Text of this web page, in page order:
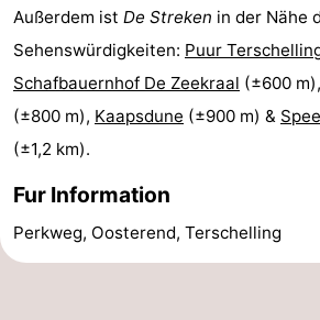
Minigolfplätze
Wellness-
Zentren
Natur
Führungen
Sport
-
Schwimmbader
-
Außerdem ist De Streken in der Nähe
Sehenswürdigkeiten: Puur
Schafbauernhof De Zeekraal (±600 m),
(±800 m), Kaapsdune (±900 m) &
(±1,2 km).
Fur Information
Perkweg, Oosterend, Terschelling